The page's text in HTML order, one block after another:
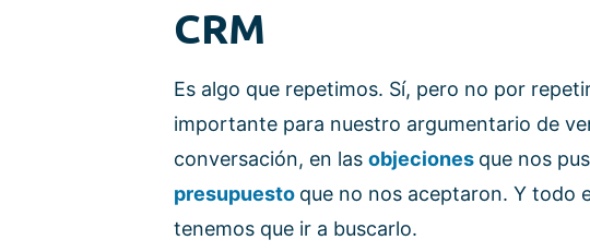
CRM
Es algo que repetimos. Sí, pero no por
importante para nuestro argumentario de
conversación, en las objeciones que nos
presupuesto que no nos aceptaron. Y todo
tenemos que ir a buscarlo.